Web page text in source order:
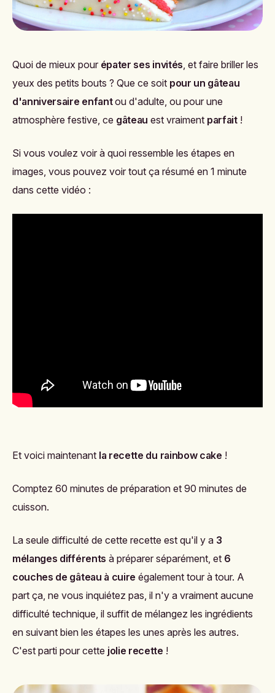
Quoi de mieux pour épater ses invités , et faire briller les
yeux des petits bouts ? Que ce soit pour un gâteau
d'anniversaire enfantou d'adulte, ou pour une
atmosphère festive, ce gâteau est vraiment parfait!
Si vous voulez voir à quoi ressemble les étapes en
images, vous pouvez voir tout ça résumé en 1 minute
dans cette vidéo :
Et voici maintenant la recette du rainbow cake !
Comptez 60 minutes de préparation et 90 minutes de
cuisson.
La seule difficulté de cette recette est qu'il y a 3
mélanges différents à préparer séparément, et 6
couches de gâteau à cuire également tour à tour. A
part ça, ne vous inquiétez pas, il n'y a vraiment aucune
difficulté technique, il suffit de mélangez les ingrédients
en suivant bien les étapes les unes après les autres.
C'est parti pour cette jolie recette !